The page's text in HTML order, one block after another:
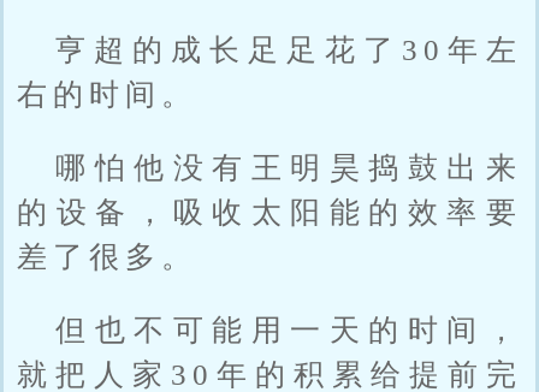
亨超的成长足足花了30年左
右的时间。
哪怕他没有王明昊捣鼓出来
的设备，吸收太阳能的效率要
差了很多。
但也不可能用一天的时间，
就把人家30年的积累给提前完